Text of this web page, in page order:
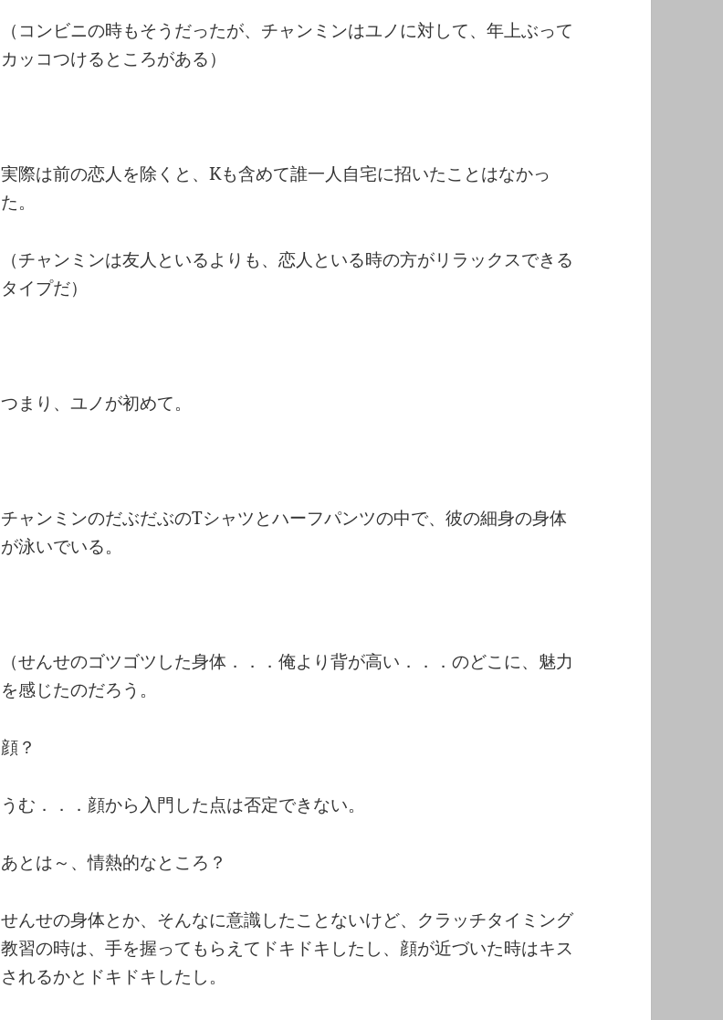
（コンビニの時もそうだったが、チャンミンはユノに対して、年上ぶって
カッコつけるところがある）
実際は前の恋人を除くと、Kも含めて誰一人自宅に招いたことはなかっ
た。
（チャンミンは友人といるよりも、恋人といる時の方がリラックスできる
タイプだ）
つまり、ユノが初めて。
チャンミンのだぶだぶのTシャツとハーフパンツの中で、彼の細身の身体
が泳いでいる。
（せんせのゴツゴツした身体．．．俺より背が高い．．．のどこに、魅力
を感じたのだろう。
顔？
うむ．．．顔から入門した点は否定できない。
あとは～、情熱的なところ？
せんせの身体とか、そんなに意識したことないけど、クラッチタイミング
教習の時は、手を握ってもらえてドキドキしたし、顔が近づいた時はキス
されるかとドキドキしたし。